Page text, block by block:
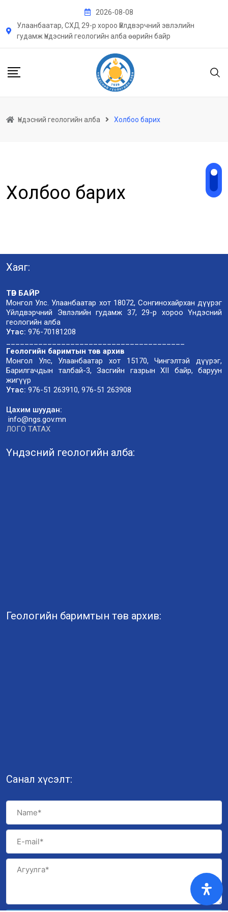
content
2026-08-08
Улаанбаатар, СХД 29-р хороо Үйлдвэрчний эвлэлийн
гудамж Үндэсний геологийн алба өөрийн байр
Үндэсний геологийн алба Холбоо барих
Холбоо барих
Хаяг:
ТӨВ БАЙР
Монгол Улс. Улаанбаатар хот 18072, Сонгинохайрхан дүүрэг
Үйлдвэрчний Эвлэлийн гудамж 37, 29-р хороо Үндэсний
геологийн алба
Утас: 976-70181208
Геологийн баримтын төв архив
Монгол Улс, Улаанбаатар хот 15170, Чингэлтэй дүүрэг,
Барилгачдын талбай-3, Засгийн газрын XII байр, баруун
жигүүр
Утас: 976-51 263910, 976-51 263908
Цахим шуудан:
info@ngs.gov.mn
ЛОГО ТАТАХ
Үндэсний геологийн алба:
Геологийн баримтын төв архив:
Санал хүсэлт: